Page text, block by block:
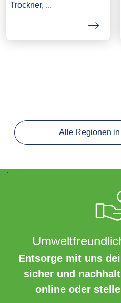
Trockner, ...
Alle Regionen
´
Entsorge mit uns
sicher und
online oder